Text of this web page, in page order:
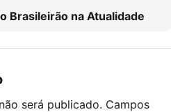
Brasileirão na Atualidade
será publicado. Campos